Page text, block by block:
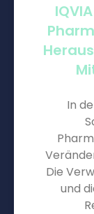
In
Die
und